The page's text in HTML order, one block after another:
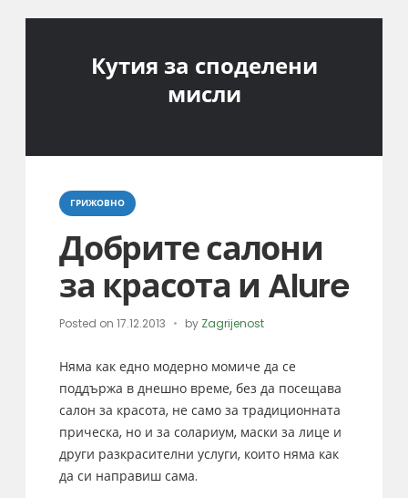
Кутия за споделени
мисли
Categories
ГРИЖОВНО
Добрите салони
за красота и Alure
Posted on17.12.2013 by Zagrijenost
Няма как едно модерно момиче да се
поддържа в днешно време, без да посещава
салон за красота, не само за традиционната
прическа, но и за солариум, маски за лице и
други разкрасителни услуги, които няма как
да си направиш сама.